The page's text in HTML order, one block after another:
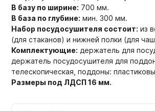
В базу по ширине: 700 мм.
В база по глубине: мин. 300 мм.
Набор посудосушителя состоит: из
(для стаканов) и нижней полки (для
Комплектующие: держатель для
держатель посудосушителя для
телескопическая, поддоны:
Размеры под ЛДСП 16 мм.